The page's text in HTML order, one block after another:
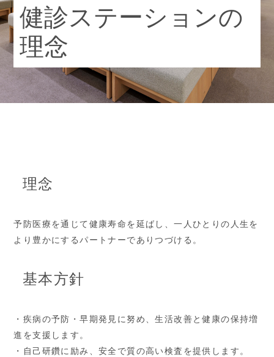
フィットネス&スパ
美容内科
カフェ&バー
ショッププラス
歯科医院 A Dental Clinic
健診ステーションの
理念
理念
予防医療を通じて健康寿命を延ばし、一人ひとりの人生を
より豊かにするパートナーでありつづける。
基本方針
・疾病の予防・早期発見に努め、生活改善と健康の保持増
進を支援します。
・自己研鑽に励み、安全で質の高い検査を提供します。